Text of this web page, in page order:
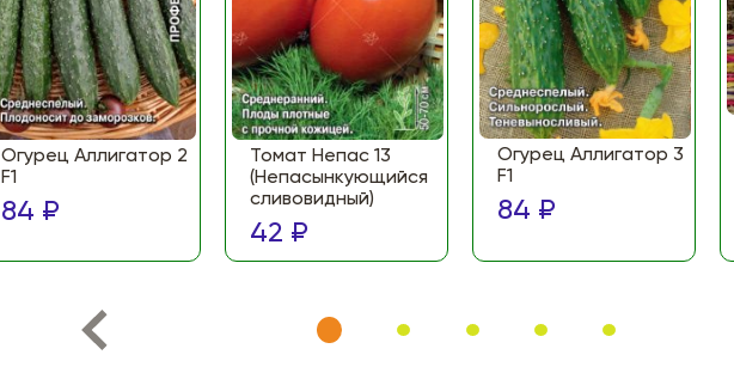
Огурец Аллигатор 2
F1
84 ₽
Томат Непас 13
(Непасынкующийся
сливовидный)
42 ₽
Огурец Аллигатор 3
F1
84 ₽